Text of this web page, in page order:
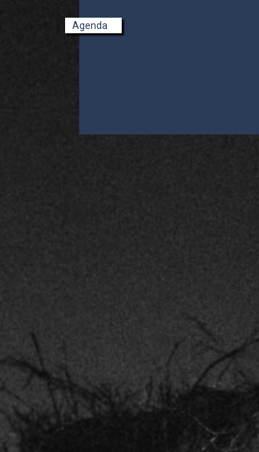
Agenda